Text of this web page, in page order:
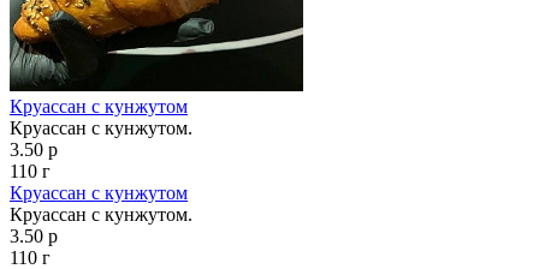
Круассан с кунжутом
Круассан с кунжутом.
3.50 р
110 г
Круассан с кунжутом
Круассан с кунжутом.
3.50 р
110 г